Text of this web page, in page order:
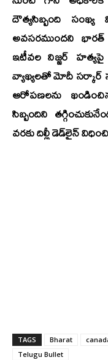
దౌత్యసిబ్బంది
అవసరముందని
ఇటీవల నిజ్జర్‌
వ్యాఖ్యలతో మోదీ సర్కార్
ఆరోపణలను
సిబ్బందిని
వరకు దిల్లీ డెడ్‌లైన్‌
TAGS Bharat
Telugu Bullet